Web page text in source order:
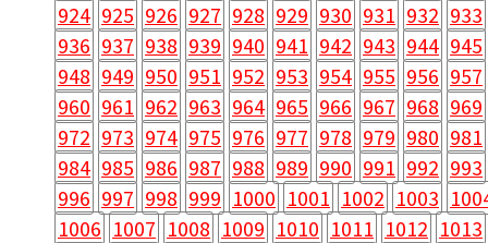
924 925 926 927 928 929 930 931 932 933
936 937 938 939 940 941 942 943 944 945
948 949 950 951 952 953 954 955 956 957
960 961 962 963 964 965 966 967 968 969
972 973 974 975 976 977 978 979 980 981
984 985 986 987 988 989 990 991 992 993
996 997 998 999 1000 1001 1002 1003
1006 1007 1008 1009 1010 1011 1012 1013